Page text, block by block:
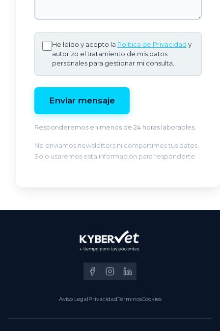
He leído y acepto la Política de Privacidad y
autorizo el tratamiento de mis datos
personales para gestionar mi consulta.
Enviar mensaje
Responderemos en menos de 24 horas laborables.
No enviamos newsletters ni compartimos tus datos.
Solo usaremos esta información para responderte.
Aviso LegalPrivacidadTérminosCookies